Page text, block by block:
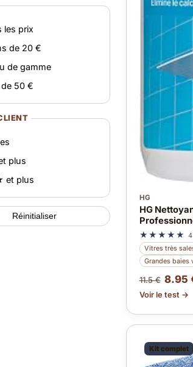
les prix
de 20 €
de gamme
de 50 €
plus
et plus
Réinitialiser
HG
HG
★★★★★
Vitres très
Grandes baies
11.5 € 8.95
Voir le test →
Kit complet